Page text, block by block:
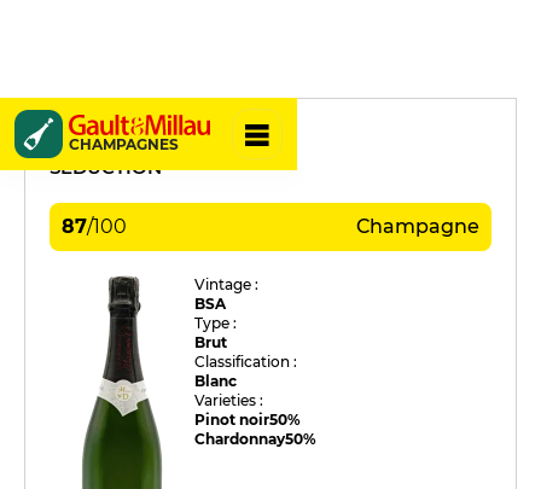
CHAMPAGNES
Marina D.
SÉDUCTION
87/100 Champagne
Vintage :
BSA
Type :
Brut
Classification :
Blanc
Varieties :
Pinot noir50%
Chardonnay50%